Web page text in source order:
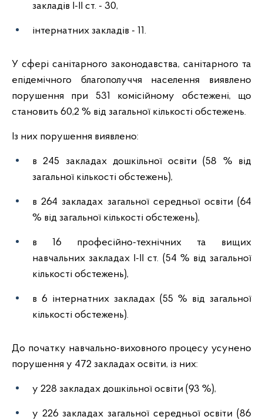
закладів І-ІІ ст. - 30,
інтернатних закладів - 11.
У сфері санітарного законодавства, санітарного та
епідемічного благополуччя населення виявлено
порушення при 531 комісійному обстежені, що
становить 60,2 % від загальної кількості обстежень.
Із них порушення виявлено:
в 245 закладах дошкільної освіти (58 % від
загальної кількості обстежень),
в 264 закладах загальної середньої освіти (64
% від загальної кількості обстежень),
в 16 професійно-технічних та вищих
навчальних закладах І-ІІ ст. (54 % від загальної
кількості обстежень),
в 6 інтернатних закладах (55 % від загальної
кількості обстежень).
До початку навчально-виховного процесу усунено
порушення у 472 закладах освіти, із них:
у 228 закладах дошкільної освіти (93 %),
у 226 закладах загальної середньої освіти (86